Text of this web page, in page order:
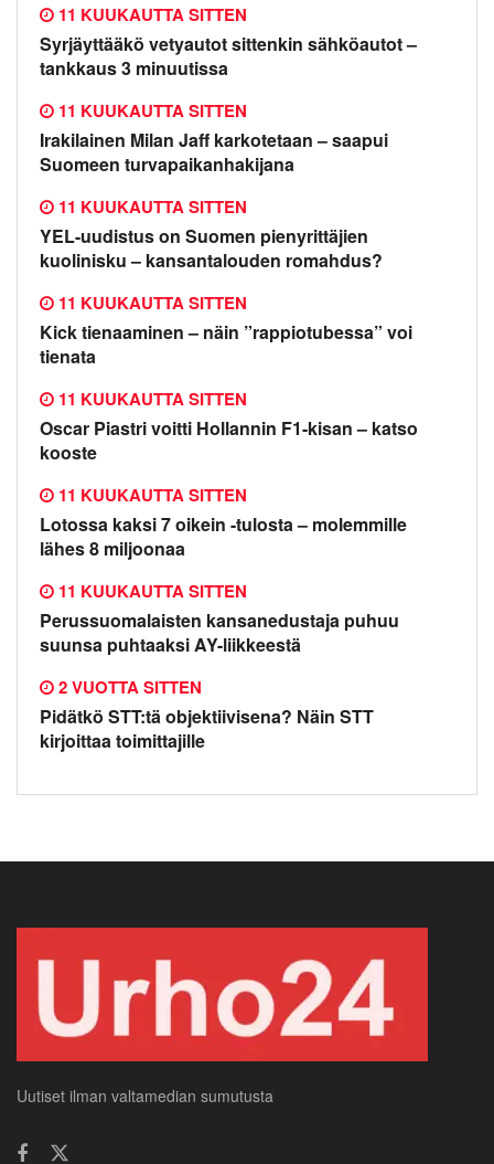
Syrjäyttääkö vetyautot sittenkin sähköautot –
tankkaus 3 minuutissa
11 KUUKAUTTA SITTEN
Irakilainen Milan Jaff karkotetaan – saapui
Suomeen turvapaikanhakijana
11 KUUKAUTTA SITTEN
YEL-uudistus on Suomen pienyrittäjien
kuolinisku – kansantalouden romahdus?
11 KUUKAUTTA SITTEN
Kick tienaaminen – näin ”rappiotubessa” voi
tienata
11 KUUKAUTTA SITTEN
Oscar Piastri voitti Hollannin F1-kisan – katso
kooste
11 KUUKAUTTA SITTEN
Lotossa kaksi 7 oikein -tulosta – molemmille
lähes 8 miljoonaa
11 KUUKAUTTA SITTEN
Perussuomalaisten kansanedustaja puhuu
suunsa puhtaaksi AY-liikkeestä
11 KUUKAUTTA SITTEN
Pidätkö STT:tä objektiivisena? Näin STT
kirjoittaa toimittajille
2 VUOTTA SITTEN
Uutiset ilman valtamedian sumutusta